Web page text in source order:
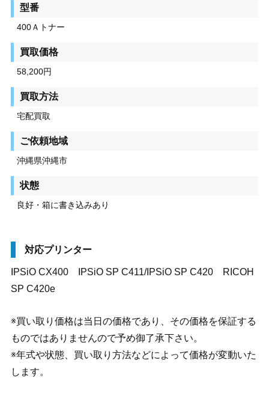
型番
400Ａトナー
買取価格
58,200円
買取方法
宅配買取
ご依頼地域
沖縄県沖縄市
状態
良好・箱に書き込みあり
対応プリンター
IPSiO CX400 IPSiO SP C411/IPSiO SP C420 RICOH
SP C420e
※買い取り価格は当日の価格であり、その価格を保証する
ものではありませんので予め御了承下さい。
※年式や状態、買い取り方法などによって価格が変動いた
します。